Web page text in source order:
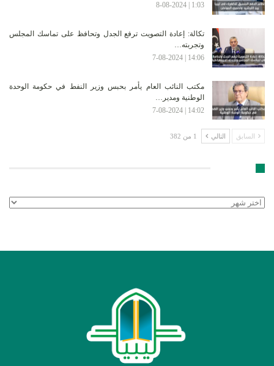
1:03 | 8-08-2024
تكالة: إعادة التصويت ترفع الجدل وتحافظ على تماسك المجلس
وتجربته…
14:06 | 7-08-2024
مكتب النائب العام يأمر بحبس وزير النفط في حكومة الوحدة
الوطنية ومدير…
14:02 | 7-08-2024
السابق التالي 1 من 382
الأرشيف